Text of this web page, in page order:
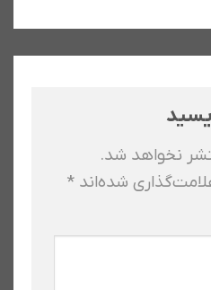
نخواهد شد.
شده‌اند *